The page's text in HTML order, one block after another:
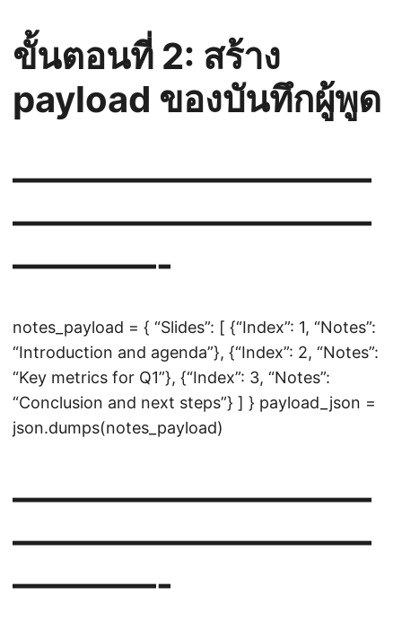
ขั้นตอนที่ 2: สร้าง
payload ของบันทึกผู้พูด
——————————
——————————
————-
notes_payload = { “Slides”: [ {“Index”: 1, “Notes”:
“Introduction and agenda”}, {“Index”: 2, “Notes”:
“Key metrics for Q1”}, {“Index”: 3, “Notes”:
“Conclusion and next steps”} ] } payload_json =
json.dumps(notes_payload)
——————————
——————————
————-